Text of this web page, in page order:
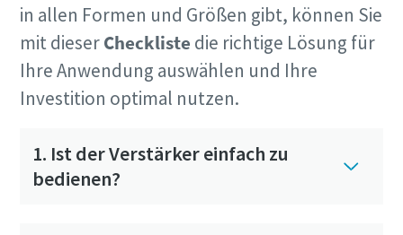
in allen Formen und Größen gibt, können Sie
mit dieserCheckliste die richtige Lösung für
Ihre Anwendung auswählen und Ihre
Investition optimal nutzen.
1. Ist der Verstärker einfach zu
bedienen?